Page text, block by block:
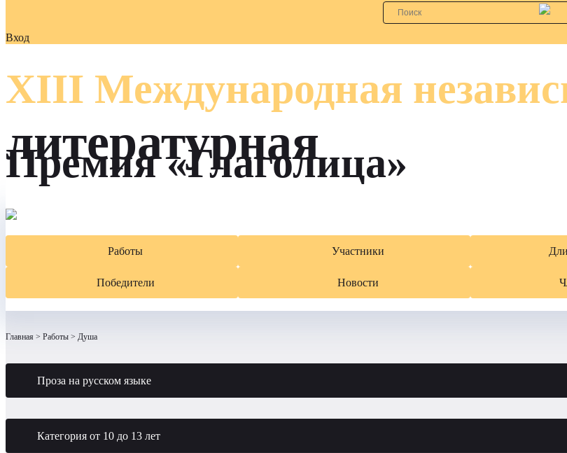
Вход
XIII Международная
литературная
Премия «Глаголица»
Работы Участники
Победители Новости
Главная Работы Душа
Проза на русском языке
Категория от 10 до 13 лет